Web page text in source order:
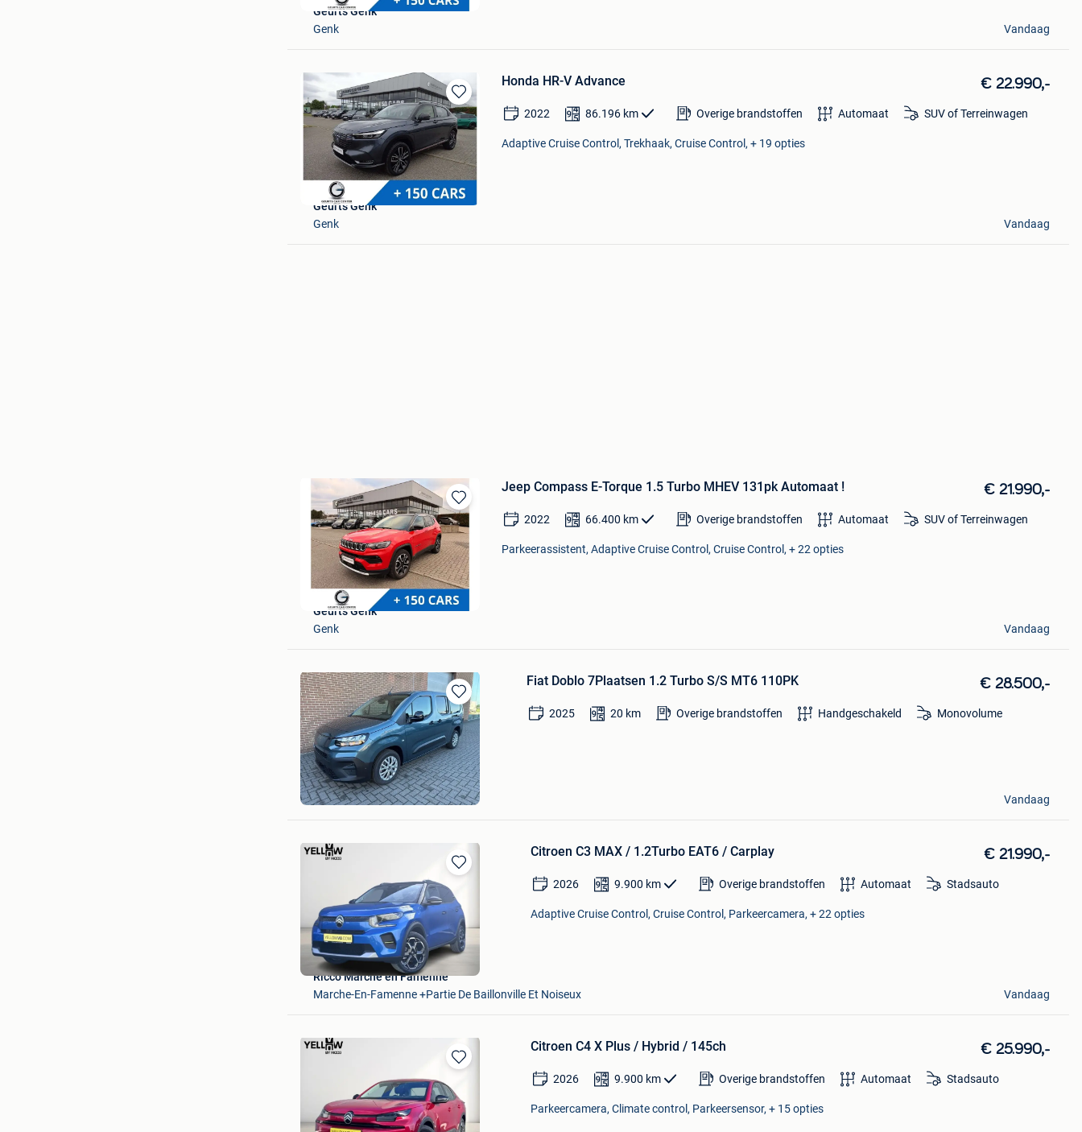
Geurts Genk
Genk
Vandaag
Bewaren
in
Mijn
Favorieten
Honda HR-V Advance € 22.990,-
2022 86.196 km Overige brandstoffen Automaat SUV of Terreinwagen
Adaptive Cruise Control, Trekhaak, Cruise Control, + 19 opties
Geurts Genk
Genk
Vandaag
Bewaren
in
Mijn
Favorieten
Jeep Compass E-Torque 1.5 Turbo MHEV 131pk Automaat ! € 21.990,-
2022 66.400 km Overige brandstoffen Automaat SUV of Terreinwagen
Parkeerassistent, Adaptive Cruise Control, Cruise Control, + 22 opties
Geurts Genk
Genk
Vandaag
Bewaren
in
Mijn
Favorieten
Fiat Doblo 7Plaatsen 1.2 Turbo S/S MT6 110PK € 28.500,-
2025 20 km Overige brandstoffen Handgeschakeld Monovolume
Frijters Kalmthout
Kalmthout & Deel Wuustwezel
Vandaag
Bewaren
in
Mijn
Favorieten
Citroen C3 MAX / 1.2Turbo EAT6 / Carplay € 21.990,-
2026 9.900 km Overige brandstoffen Automaat Stadsauto
Adaptive Cruise Control, Cruise Control, Parkeercamera, + 22 opties
Ricco Marche en Famenne
Marche-En-Famenne +Partie De Baillonville Et Noiseux
Vandaag
Bewaren
in
Mijn
Favorieten
Citroen C4 X Plus / Hybrid / 145ch € 25.990,-
2026 9.900 km Overige brandstoffen Automaat Stadsauto
Parkeercamera, Climate control, Parkeersensor, + 15 opties